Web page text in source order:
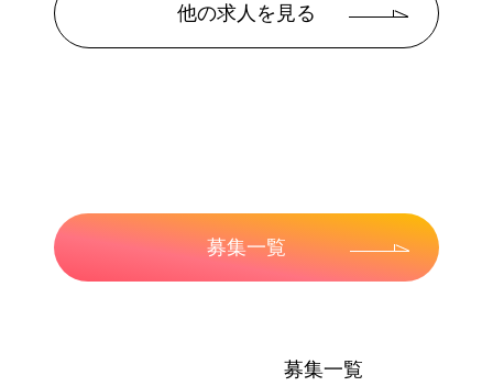
他の求人を見る
募集一覧
募集一覧